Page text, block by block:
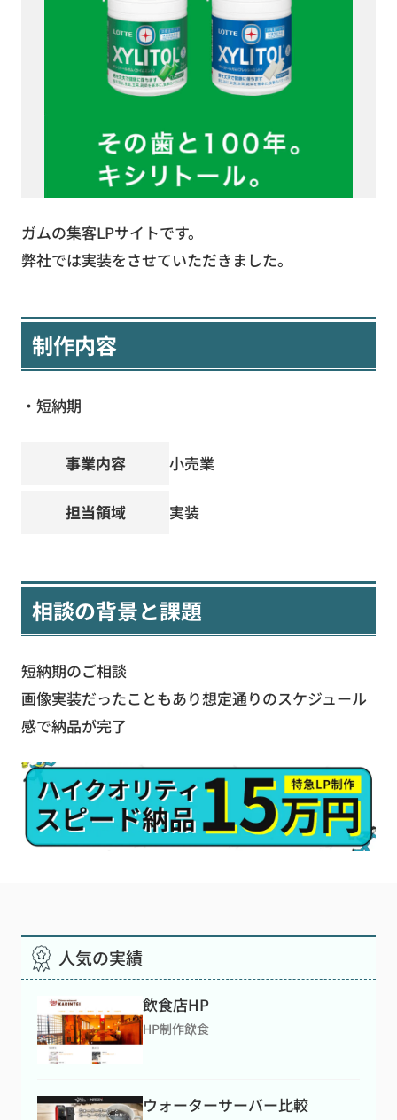
ガムの集客LPサイトです。
弊社では実装をさせていただきました。
制作内容
・短納期
事業内容 小売業
担当領域 実装
相談の背景と課題
短納期のご相談
画像実装だったこともあり想定通りのスケジュール
感で納品が完了
人気の実績
飲食店HP
HP制作飲食
ウォーターサーバー比較